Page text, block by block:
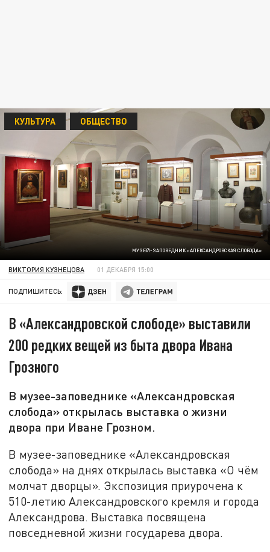
МУЗЕЙ-ЗАПОВЕДНИК «АЛЕКСАНДРОВСКАЯ СЛОБОДА»
КУЛЬТУРА ОБЩЕСТВО
ВИКТОРИЯ КУЗНЕЦОВА 01 ДЕКАБРЯ 15:00
ПОДПИШИТЕСЬ:
В «Александровской слободе» выставили
200 редких вещей из быта двора Ивана
Грозного
В музее-заповеднике «Александровская
слобода» открылась выставка о жизни
двора при Иване Грозном.
В музее-заповеднике «Александровская
слобода» на днях открылась выставка «О чём
молчат дворцы». Экспозиция приурочена к
510-летию Александровского кремля и города
Александрова. Выставка посвящена
повседневной жизни государева двора.